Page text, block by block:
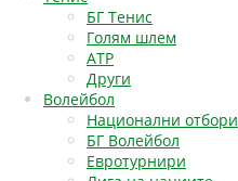
БГ Тенис
Голям шлем
АТР
Други
Волейбол
Национални отбори
БГ Волейбол
Евротурнири